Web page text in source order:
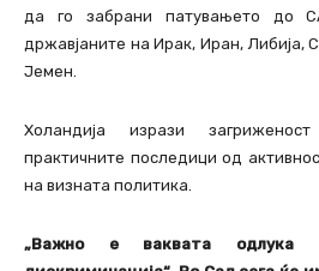
да го забрани патувањето до
државјаните на Ирак, Иран, Либија,
Јемен.
Холандија изрази
практичните последици од
на визната политика.
„Важно е ваквата